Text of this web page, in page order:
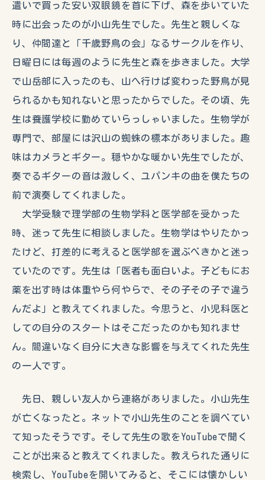
遣いで買った安い双眼鏡を首に下げ、森を歩いていた
時に出会ったのが小山先生でした。先生と親しくな
り、仲間達と「千歳野鳥の会」なるサークルを作り、
日曜日には毎週のように先生と森を歩きました。大学
で山岳部に入ったのも、山へ行けば変わった野鳥が見
られるかも知れないと思ったからでした。その頃、先
生は養護学校に勤めていらっしゃいました。生物学が
専門で、部屋には沢山の蜘蛛の標本がありました。趣
味はカメラとギター。穏やかな暖かい先生でしたが、
奏でるギターの音は激しく、ユパンキの曲を僕たちの
前で演奏してくれました。
大学受験で理学部の生物学科と医学部を受かった
時、迷って先生に相談しました。生物学はやりたかっ
たけど、打差的に考えると医学部を選ぶべきかと迷っ
ていたのです。先生は「医者も面白いよ。子どもにお
薬を出す時は体重やら何やらで、その子その子で違う
んだよ」と教えてくれました。今思うと、小児科医と
しての自分のスタートはそこだったのかも知れませ
ん。間違いなく自分に大きな影響を与えてくれた先生
の一人です。
先日、親しい友人から連絡がありました。小山先生
が亡くなったと。ネットで小山先生のことを調べてい
て知ったそうです。そして先生の歌をYouTubeで聞く
ことが出来ると教えてくれました。教えられた通りに
検索し、YouTubeを開いてみると、そこには懐かしい